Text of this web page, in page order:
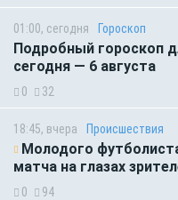
01:00, сегодня Гороскоп
Подробный гороскоп
сегодня — 6 августа
0 32
18:45, вчера Происшествия
Молодого
матча на глазах
0 94